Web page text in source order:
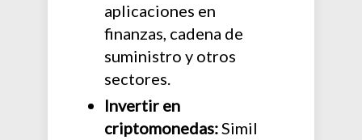
aplicaciones en
finanzas, cadena de
suministro y otros
sectores.
Invertir en
criptomonedas:Simil